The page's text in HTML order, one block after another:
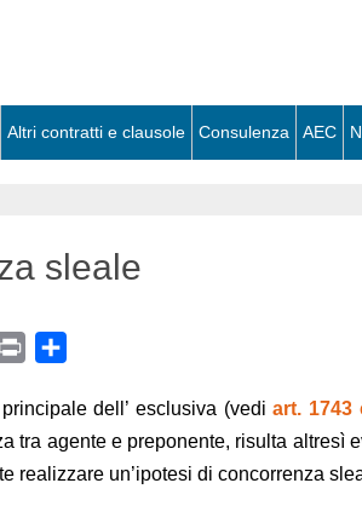
Altri contratti e clausole Consulenza AEC
sleale
Print
dell’ esclusiva (vediart. 1743
tra agente e preponente, risulta altresì
realizzare un’ipotesi di concorrenza